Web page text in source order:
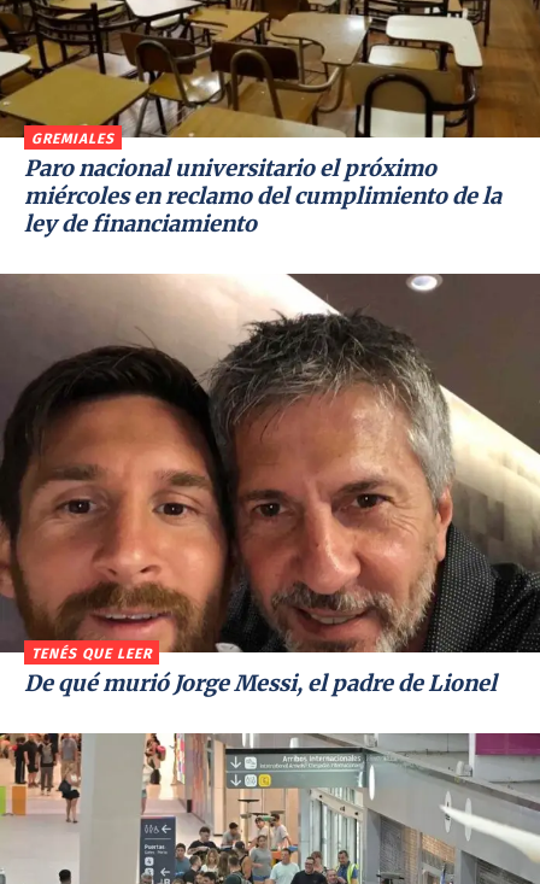
GREMIALES
Paro nacional universitario el próximo
miércoles en reclamo del cumplimiento de la
ley de financiamiento
TENÉS QUE LEER
De qué murió Jorge Messi, el padre de Lionel